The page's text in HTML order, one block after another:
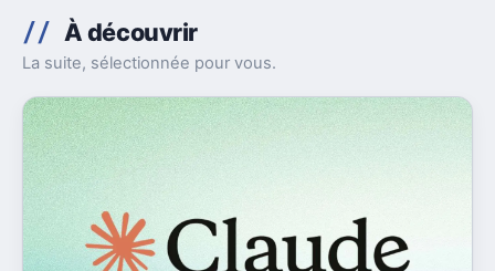
À découvrir
La suite, sélectionnée pour vous.